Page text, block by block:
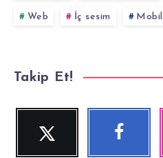
Web İç sesim Mobil
Takip Et!
Twitter Facebook